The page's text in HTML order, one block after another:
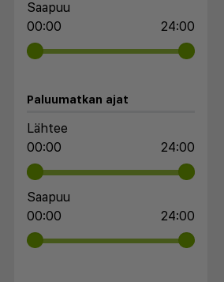
Saapuu
00:00
24:00
Paluumatkan ajat
Lähtee
00:00
24:00
Saapuu
00:00
24:00